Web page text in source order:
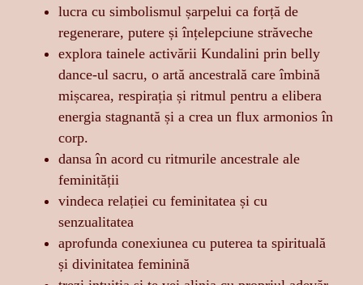
lucra cu simbolismul șarpelui ca forță de
regenerare, putere și înțelepciune străveche
explora tainele activării Kundalini prin belly
dance-ul sacru, o artă ancestrală care îmbină
mișcarea, respirația și ritmul pentru a elibera
energia stagnantă și a crea un flux armonios în
corp.
dansa în acord cu ritmurile ancestrale ale
feminității
vindeca relației cu feminitatea și cu
senzualitatea
aprofunda conexiunea cu puterea ta spirituală
și divinitatea feminină